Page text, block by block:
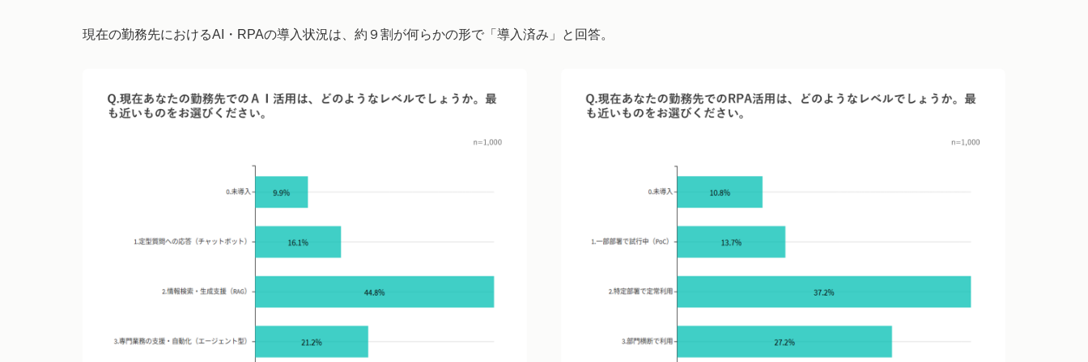
現在の勤務先におけるAI・RPAの導入状況は、約９割が何らかの形で「導入済み」と回答。